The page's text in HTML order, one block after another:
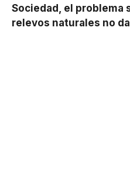
Sociedad, el problema
relevos naturales no